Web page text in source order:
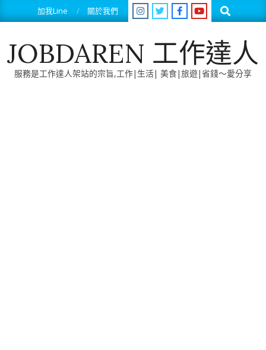
to
加我Line 關於我們 Search
JOBDAREN 工作達人
服務是工作達人架站的宗旨,工作|生活| 美食|旅遊|省錢～愛分享